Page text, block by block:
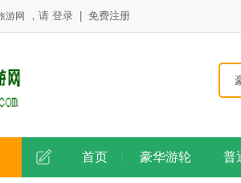
游网 ，请 登录 免费注册
首页 豪华游轮 普